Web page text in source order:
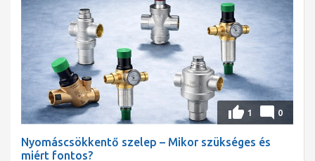
1 0
Nyomáscsökkentő szelep – Mikor szükséges és
miért fontos?